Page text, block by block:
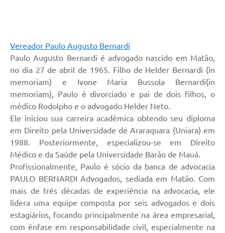
Vereador Paulo Augusto Bernardi
Paulo Augusto Bernardi é advogado nascido em Matão,
no dia 27 de abril de 1965. Filho de Helder Bernardi (in
memoriam) e Ivone Maria Bussola Bernardi(in
memoriam), Paulo é divorciado e pai de dois filhos, o
médico Rodolpho e o advogado Helder Neto.
Ele iniciou sua carreira acadêmica obtendo seu diploma
em Direito pela Universidade de Araraquara (Uniara) em
1988. Posteriormente, especializou-se em Direito
Médico e da Saúde pela Universidade Barão de Mauá.
Profissionalmente, Paulo é sócio da banca de advocacia
PAULO BERNARDI Advogados, sediada em Matão. Com
mais de três décadas de experiência na advocacia, ele
lidera uma equipe composta por seis advogados e dois
estagiários, focando principalmente na área empresarial,
com ênfase em responsabilidade civil, especialmente na